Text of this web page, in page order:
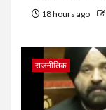
18 hours ago
राजनीतिक